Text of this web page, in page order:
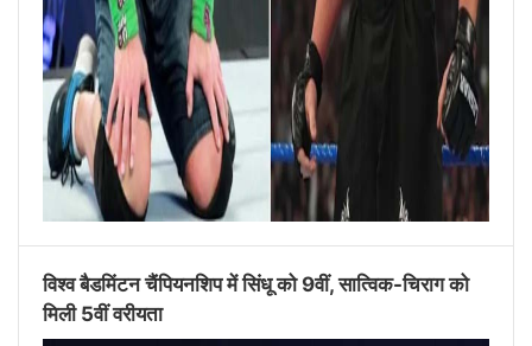
विश्व बैडमिंटन चैंपियनशिप में सिंधू को 9वीं, सात्विक-चिराग को
मिली 5वीं वरीयता